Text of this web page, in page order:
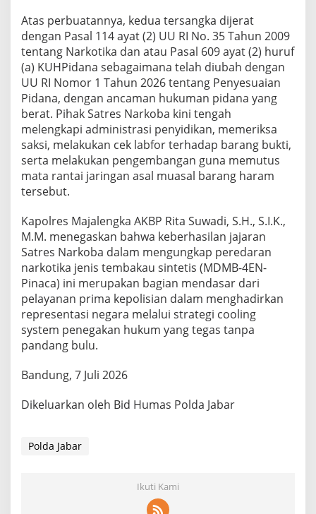
Atas perbuatannya, kedua tersangka dijerat
dengan Pasal 114 ayat (2) UU RI No. 35 Tahun 2009
tentang Narkotika dan atau Pasal 609 ayat (2) huruf
(a) KUHPidana sebagaimana telah diubah dengan
UU RI Nomor 1 Tahun 2026 tentang Penyesuaian
Pidana, dengan ancaman hukuman pidana yang
berat. Pihak Satres Narkoba kini tengah
melengkapi administrasi penyidikan, memeriksa
saksi, melakukan cek labfor terhadap barang bukti,
serta melakukan pengembangan guna memutus
mata rantai jaringan asal muasal barang haram
tersebut.
Kapolres Majalengka AKBP Rita Suwadi, S.H., S.I.K.,
M.M. menegaskan bahwa keberhasilan jajaran
Satres Narkoba dalam mengungkap peredaran
narkotika jenis tembakau sintetis (MDMB-4EN-
Pinaca) ini merupakan bagian mendasar dari
pelayanan prima kepolisian dalam menghadirkan
representasi negara melalui strategi cooling
system penegakan hukum yang tegas tanpa
pandang bulu.
Bandung, 7 Juli 2026
Dikeluarkan oleh Bid Humas Polda Jabar
Polda Jabar
Ikuti Kami